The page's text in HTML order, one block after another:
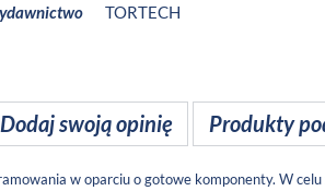
TORTECH
Dodaj swoją opinię Produkty
w oparciu o gotowe komponenty. W